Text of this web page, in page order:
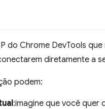
do Chrome DevTools
diretamente a
podem:
:imagine que você quer